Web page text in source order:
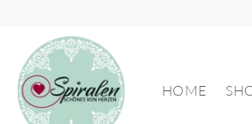
springen
HOME